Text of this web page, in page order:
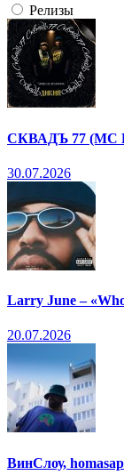
Релизы
СКВАДЪ 77 (МС
30.07.2026
Larry June –
20.07.2026
ВинСлоу,